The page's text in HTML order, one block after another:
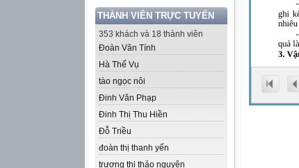
THÀNH VIÊN TRỰC TUYẾN
353 khách và 18 thành viên
Đoàn Văn Tính
Hà Thế Vụ
tào ngọc nôi
Đinh Văn Phạp
Đinh Thị Thu Hiền
Đỗ Triều
đoàn thị thanh yến
trương thị thảo nguyên